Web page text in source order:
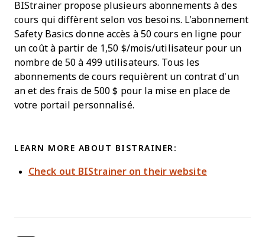
BIStrainer propose plusieurs abonnements à des
cours qui diffèrent selon vos besoins. L'abonnement
Safety Basics donne accès à 50 cours en ligne pour
un coût à partir de 1,50 $/mois/utilisateur pour un
nombre de 50 à 499 utilisateurs. Tous les
abonnements de cours requièrent un contrat d'un
an et des frais de 500 $ pour la mise en place de
votre portail personnalisé.
LEARN MORE ABOUT BISTRAINER:
Check out BIStrainer on their website